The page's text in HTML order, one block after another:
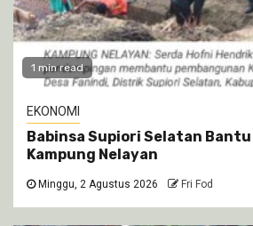
1 min read
EKONOMI
Babinsa Supiori Selatan
Kampung Nelayan
Minggu, 2 Agustus 2026 Fri Fod